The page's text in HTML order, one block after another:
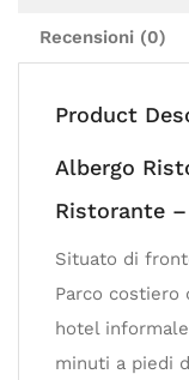
Recensioni (0)
Product
Albergo
Ristorante
Situato di
Parco costiero
hotel
minuti a piedi